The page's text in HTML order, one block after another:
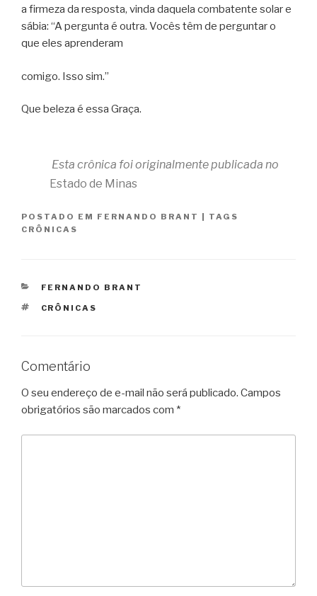
a firmeza da resposta, vinda daquela combatente solar e
sábia: “A pergunta é outra. Vocês têm de perguntar o
que eles aprenderam
comigo. Isso sim.”
Que beleza é essa Graça.
Esta crônica foi originalmente publicada no
Estado de Minas
POSTADO EM FERNANDO BRANT | TAGS
CRÔNICAS
CATEGORIAS
FERNANDO BRANT
TAGS
CRÔNICAS
Comentário
O seu endereço de e-mail não será publicado. Campos
obrigatórios são marcados com *